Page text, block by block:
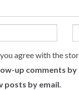
agree with the
up comments by
posts by email.